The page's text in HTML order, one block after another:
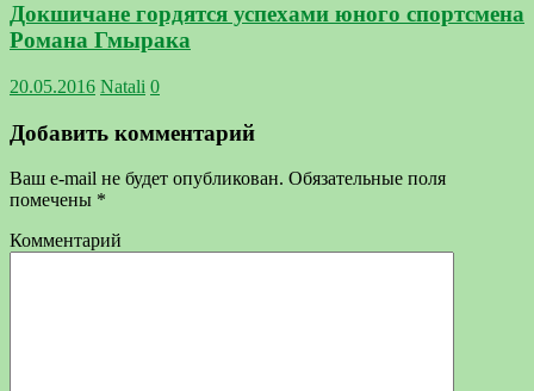
Докшичане гордятся успехами юного спортсмена
Романа Гмырака
20.05.2016 Natali 0
Добавить комментарий
Ваш e-mail не будет опубликован. Обязательные поля
помечены *
Комментарий